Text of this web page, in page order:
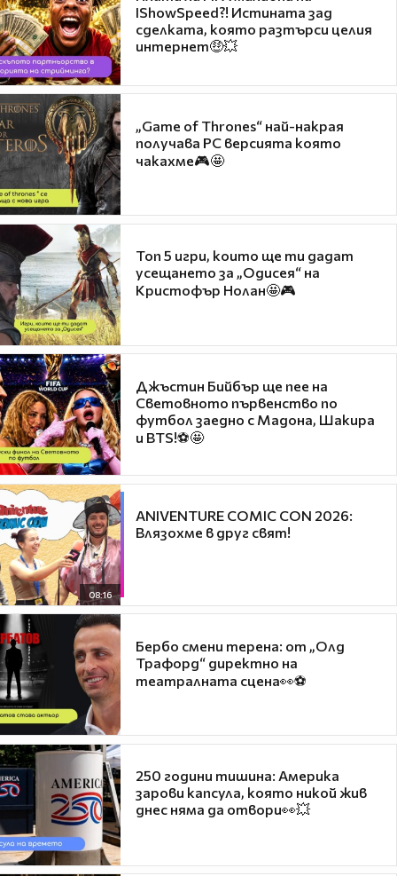
IShowSpeed?! Истината зад
сделката, която разтърси целия
интернет🤑💥
„Game of Thrones“ най-накрая
получава PC версията която
чакахме🎮🤩
Топ 5 игри, които ще ти дадат
усещането за „Одисея“ на
Кристофър Нолан🤩🎮
Джъстин Бийбър ще пее на
Световното първенство по
футбол заедно с Мадона, Шакира
и BTS!⚽🤩
08:16
ANIVENTURE COMIC CON 2026:
Влязохме в друг свят!
Бербо смени терена: от „Олд
Трафорд“ директно на
театралната сцена👀⚽
250 години тишина: Америка
зарови капсула, която никой жив
днес няма да отвори👀💥